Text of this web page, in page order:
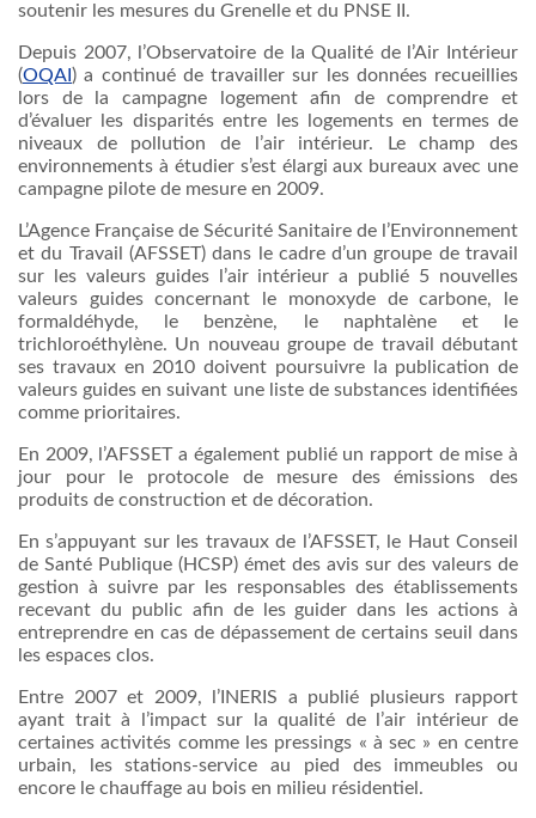
soutenir les mesures du Grenelle et du PNSE II.
Depuis 2007, l’Observatoire de laQualité de l’Air
Intérieur
(OQAI ) a continuéde travailler sur les données recueillies
lors de la campagne logement afin decomprendre et
d’évaluer les disparités entre les logementsen termesde
niveaux de pollution de l’air intérieur. Le champ des
environnements à étudier s’est élargi aux bureaux avec une
campagne pilote de mesure en 2009.
L’Agence Française de Sécurité Sanitaire de l’Environnement
et du Travail (AFSSET)dans le cadred’un groupe de travail
sur les valeursguides l’air intérieur a publié 5 nouvelles
valeurs guidesconcernant le monoxydedecarbone, le
formaldéhyde, le benzène, le naphtalèneet le
trichloroéthylène. Un nouveau groupe de travail débutant
ses travauxen 2010 doivent poursuivrela publication de
valeurs guides ensuivant une listede substances identifiées
comme prioritaires.
En 2009, l’AFSSETa également publiéun rapport de mise à
jour pour le protocolede mesure desémissions des
produits de construction et de décoration.
Ens’appuyant surles travauxde l’AFSSET, le Haut Conseil
de Santé Publique (HCSP) émet des avis sur des valeurs de
gestion à suivre par les responsables des établissements
recevant du public afin de les guiderdans les actionsà
entreprendre en casde dépassementdecertains seuil
dans
les espaces clos.
Entre 2007 et 2009, l’INERIS a publié plusieursrapport
ayant trait à l’impact sur la qualité de l’air intérieurde
certaines activités commeles pressings « à sec » encentre
urbain, les stations-service au pied des immeubles
ou
encore le chauffage au bois en milieu résidentiel .